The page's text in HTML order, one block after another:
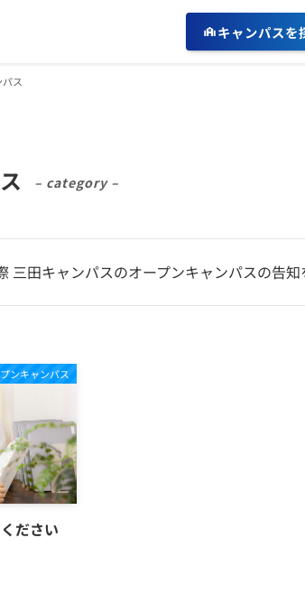
キャンパスを
ス
– category –
三田キャンパスのオープンキャンパスの告知
ンキャンパス
ださい